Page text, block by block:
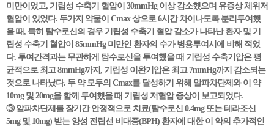
미만이었고, 기립성 수축기 혈압이 30mmHg 이상 감소했으며 유증상 체위저
혈압이 있었다. 두가지 약물이 Cmax 상으로 6시간 차이나도록 분리투여했
을 때, 특히 탐수로신의 경우 기립성 수축기 혈압 감소가 나타난 환자 및 기
립성 수축기 혈압이 85mmHg 미만인 환자의 수가 병용투여시에 비해 적었
다. 투여간격과는 무관하게 탐수로신을 투여했을 때 기립성 수축기압은 평
균적으로 최고 8mmHg까지, 기립성 이완기압은 최고 7mmHg까지 감소되는
것으로 나타났다. 두 약 모두의 Cmax를 달성하기 위해 알파차단제와 이 약
10mg 및 20mg을 함께 투여했을 때 기립성 저혈압 증상이 보고되었다.
③ 알파차단제를 장기간 안정적으로 치료(탐수로신 0.4mg 또는 테라조신
5mg 및 10mg) 받는 양성 전립선 비대증(BPH) 환자에 대한 이 약의 추가적인